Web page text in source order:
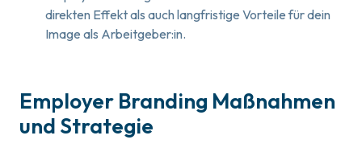
direkten Effekt als auch langfristige Vorteile für dein
Image als Arbeitgeber:in.
Employer Branding Maßnahmen
und Strategie